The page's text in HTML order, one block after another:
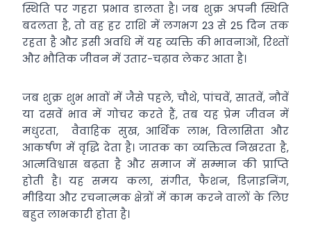
स्थिति पर गहरा प्रभाव डालता है। जब शुक्र अपनी स्थिति
बदलता है, तो वह हर राशि में लगभग 23 से 25 दिन तक
रहता है और इसी अवधि में यह व्यक्ति की भावनाओं, रिश्तों
और भौतिक जीवन में उतार-चढ़ाव लेकर आता है।
जब शुक्र शुभ भावों में जैसे पहले, चौथे, पांचवें, सातवें, नौवें
या दसवें भाव में गोचर करते हैं, तब यह प्रेम जीवन में
मधुरता, वैवाहिक सुख, आर्थिक लाभ, विलासिता और
आकर्षण में वृद्धि देता है। जातक का व्यक्तित्व निखरता है,
आत्मविश्वास बढ़ता है और समाज में सम्मान की प्राप्ति
होती है। यह समय कला, संगीत, फैशन, डिज़ाइनिंग,
मीडिया और रचनात्मक क्षेत्रों में काम करने वालों के लिए
बहुत लाभकारी होता है।